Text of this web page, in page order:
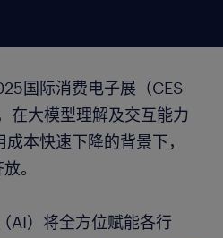
国际消费电子展（CES
在大模型理解及交互能力
本快速下降的背景下，
。
AI）将全方位赋能各行